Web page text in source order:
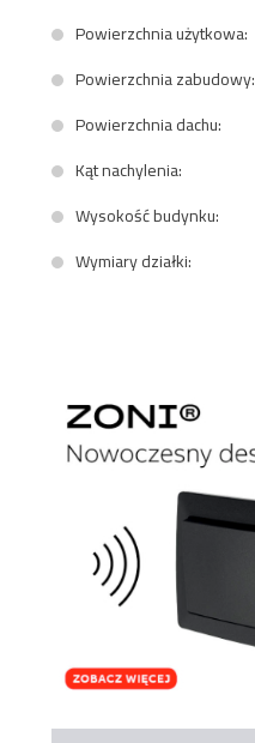
Powierzchnia użytkowa:
Powierzchnia zabudowy:
Powierzchnia dachu:
Kąt nachylenia:
Wysokość budynku:
Wymiary działki: